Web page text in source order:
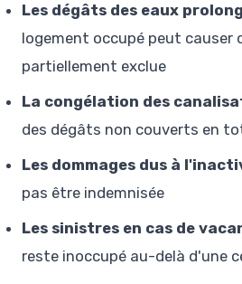
Les dégâts des eaux
logement occupé peut
partiellement exclue
La congélation des
des dégâts non couverts en
Les dommages dus à
pas être indemnisée
Les sinistres en cas de
reste inoccupé au-delà d'une